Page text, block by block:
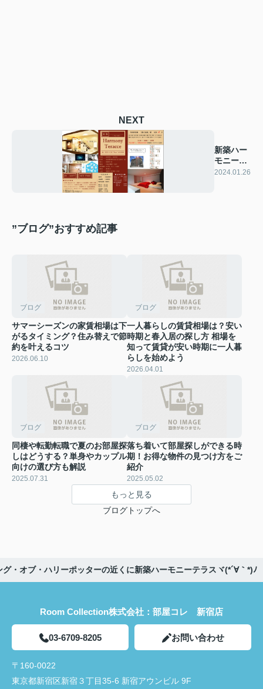
NEXT
新築ハー
モニーテ
ラス誕生
2024.01.26
”ブログ”おすすめ記事
ブログ
サマーシーズンの家賃相場は下
がるタイミング？住み替えで節
約を叶えるコツ
2026.06.10
ブログ
一人暮らしの賃貸相場は？安い
時期と春入居の探し方 相場を
知って賃貸が安い時期に一人暮
らしを始めよう
2026.04.01
ブログ
同棲や転勤転職で夏のお部屋探
しはどうする？単身やカップル
向けの選び方も解説
2025.07.31
ブログ
落ち着いて部屋探しができる時
期！お得な物件の見つけ方をご
紹介
2025.05.02
もっと見る
ブログトップへ
グ・オブ・ハリーポッターの近くに新築ハーモニーテラスヾ(*´∀｀*)ﾉ
Room Collection株式会社：部屋コレ 新宿店
03-6709-8205 お問い合わせ
〒160-0022
東京都新宿区新宿３丁目35-6 新宿アウンビル 9F